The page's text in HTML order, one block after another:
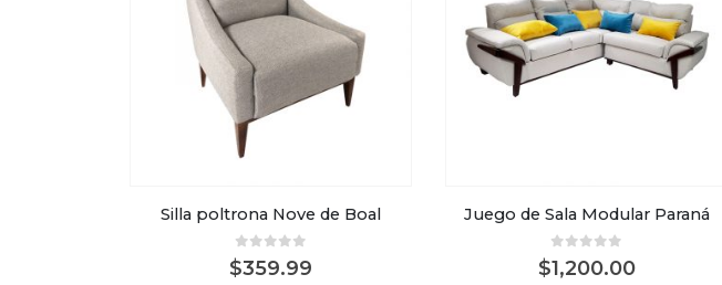
Silla poltrona Nove de Boal
0out of 5
$359.99
Juego de Sala Modular Paraná
0 out of 5
$1,200.00